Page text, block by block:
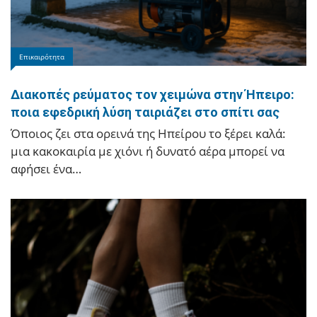
Η Καρυάτιδα! του Γιώργου Καπουτζίδη στα
Ιωάννινα
Η Καρυάτιδα!, η απολαυστική, ανελέητη κωμωδία
το βιτριολικό της χιούμορ, το σπαρταριστό…
Επικαιρότητα
Διακοπές ρεύματος τον χειμώνα στην Ήπειρο:
ποια εφεδρική λύση ταιριάζει στο σπίτι σας
Όποιος ζει στα ορεινά της Ηπείρου το ξέρει καλά:
μια κακοκαιρία με χιόνι ή δυνατό αέρα μπορεί να
αφήσει ένα…